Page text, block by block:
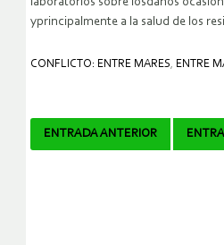
yprincipalmente a la salud de los
CONFLICTO: ENTRE MARES, ENTRE
Navegador
ENTRADA ANTERIOR